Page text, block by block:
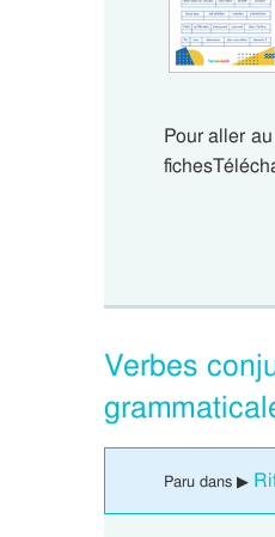
Pour aller
Verbes
Paru dans ▶